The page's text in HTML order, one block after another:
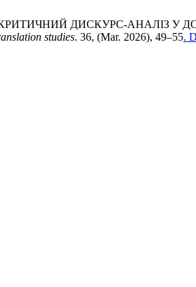
КРИТИЧНИЙ ДИСКУРС-АНАЛІЗ У
studies. 36, (Mar. 2026), 49–55.